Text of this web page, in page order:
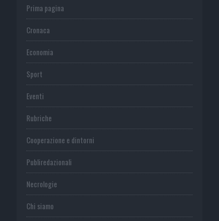
Prima pagina
Cronaca
Economia
Sport
Eventi
Rubriche
Cooperazione e dintorni
Publiredazionali
Necrologie
Chi siamo